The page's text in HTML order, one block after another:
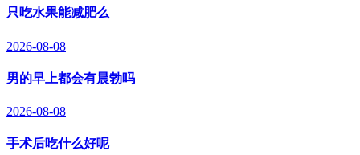
只吃水果能减肥么
2026-08-08
男的早上都会有晨勃吗
2026-08-08
手术后吃什么好呢